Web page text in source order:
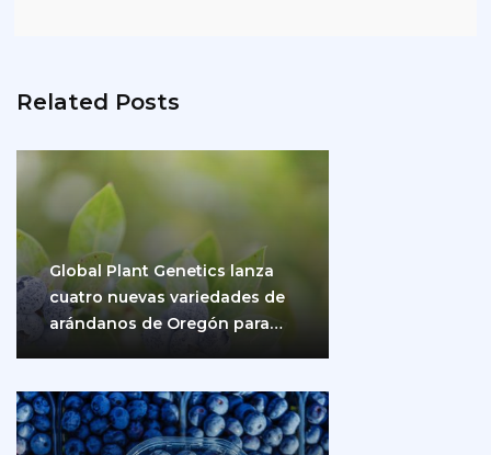
Related Posts
Global Plant Genetics lanza
cuatro nuevas variedades de
arándanos de Oregón para